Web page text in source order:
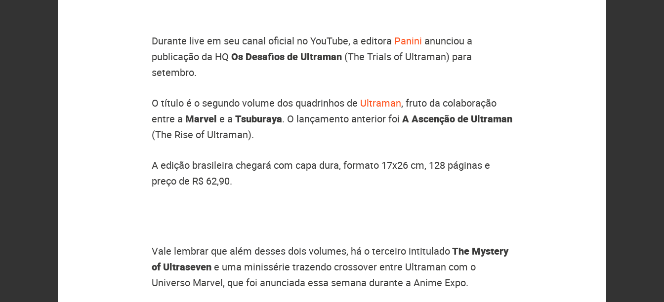
Durante live em seu canal oficial no YouTube, a editora Panini anunciou a
publicação da HQ Os Desafios de Ultraman (The Trials of Ultraman) para
setembro.
O título é o segundo volume dos quadrinhos de Ultraman, fruto da colaboração
entre a Marvel e a Tsuburaya. O lançamento anterior foi A Ascenção de Ultraman
(The Rise of Ultraman).
A edição brasileira chegará com capa dura, formato 17x26 cm, 128 páginas e
preço de R$ 62,90.
Vale lembrar que além desses dois volumes, há o terceiro intituladoThe Mystery
of Ultraseven e uma minissérie trazendo crossover entre Ultraman com o
Universo Marvel, que foi anunciada essa semana durante a Anime Expo.